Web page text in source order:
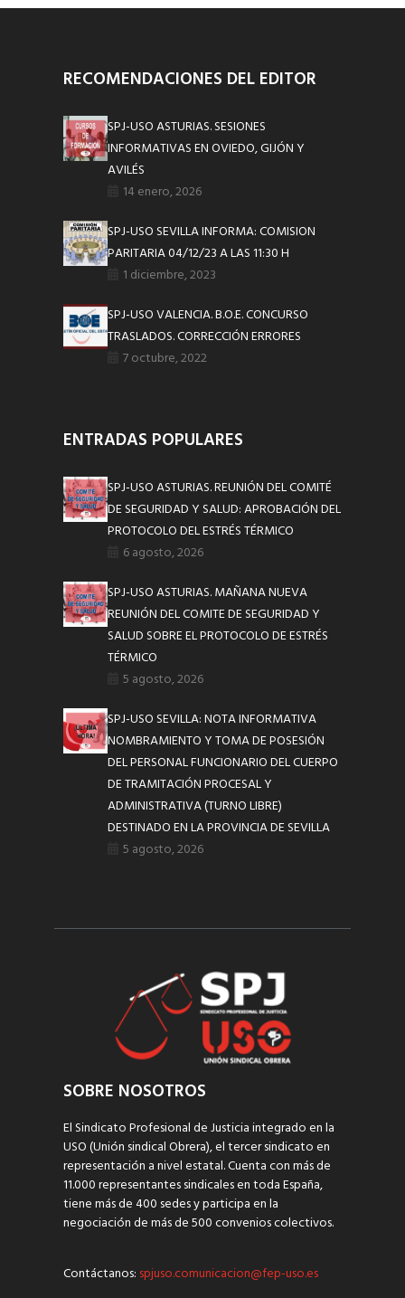
RECOMENDACIONES DEL EDITOR
SPJ-USO ASTURIAS. SESIONES
INFORMATIVAS EN OVIEDO, GIJÓN Y
AVILÉS
14 enero, 2026
SPJ-USO SEVILLA INFORMA: COMISION
PARITARIA 04/12/23 A LAS 11:30 H
1 diciembre, 2023
SPJ-USO VALENCIA. B.O.E. CONCURSO
TRASLADOS. CORRECCIÓN ERRORES
7 octubre, 2022
ENTRADAS POPULARES
SPJ-USO ASTURIAS. REUNIÓN DEL COMITÉ
DE SEGURIDAD Y SALUD: APROBACIÓN DEL
PROTOCOLO DEL ESTRÉS TÉRMICO
6 agosto, 2026
SPJ-USO ASTURIAS. MAÑANA NUEVA
REUNIÓN DEL COMITE DE SEGURIDAD Y
SALUD SOBRE EL PROTOCOLO DE ESTRÉS
TÉRMICO
5 agosto, 2026
SPJ-USO SEVILLA: NOTA INFORMATIVA
NOMBRAMIENTO Y TOMA DE POSESIÓN
DEL PERSONAL FUNCIONARIO DEL CUERPO
DE TRAMITACIÓN PROCESAL Y
ADMINISTRATIVA (TURNO LIBRE)
DESTINADO EN LA PROVINCIA DE SEVILLA
5 agosto, 2026
SOBRE NOSOTROS
El Sindicato Profesional de Justicia integrado en la
USO (Unión sindical Obrera), el tercer sindicato en
representación a nivel estatal. Cuenta con más de
11.000 representantes sindicales en toda España,
tiene más de 400 sedes y participa en la
negociación de más de 500 convenios colectivos.
Contáctanos: spjuso.comunicacion@fep-uso.es